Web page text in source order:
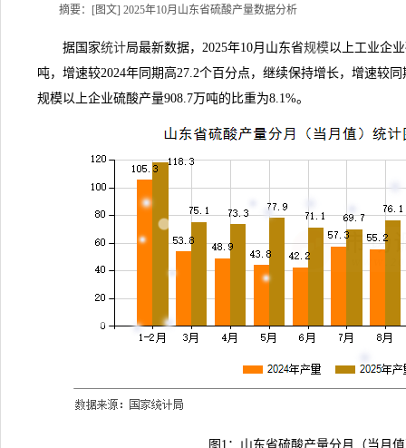
摘要：[图文] 2025年10月山东省硫酸产量数据分析
据国家统计局最新数据，2025年10月山东省规模以上工业企
吨，增速较2024年同期高27.2个百分点，继续保持增长，增速较
规模以上企业硫酸产量908.7万吨的比重为8.1%。
图1：山东省硫酸产量分月（当月